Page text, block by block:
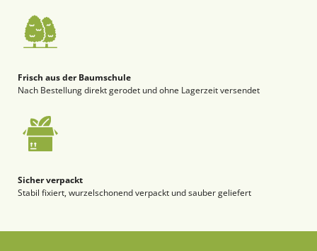
Frisch aus der Baumschule
Nach Bestellung direkt gerodet und ohne Lagerzeit versendet
Sicher verpackt
Stabil fixiert, wurzelschonend verpackt und sauber geliefert